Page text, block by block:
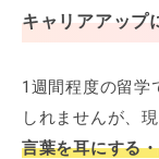
キャリアアップ
1週間程度の留学
しれませんが、
言葉を耳にする